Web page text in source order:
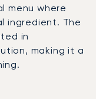
menu where
ingredient. The
in
making it a